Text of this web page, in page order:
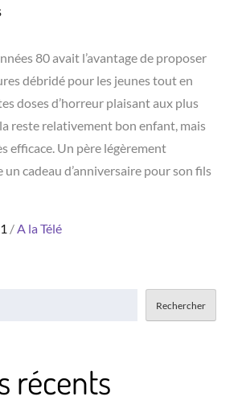
80 avait l’avantage de proposer
débridé pour les jeunes tout en
doses d’horreur plaisant aux plus
reste relativement bon enfant, mais
efficace. Un père légèrement
cadeau d’anniversaire pour son fils
A la Télé
Rechercher
récents